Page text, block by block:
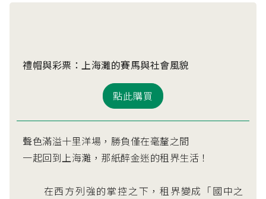
禮帽與彩票：上海灘的賽馬與社會風貌
點此購買
聲色滿溢十里洋場，勝負僅在毫釐之間
一起回到上海灘，那紙醉金迷的租界生活！
在西方列強的掌控之下，租界變成「國中之